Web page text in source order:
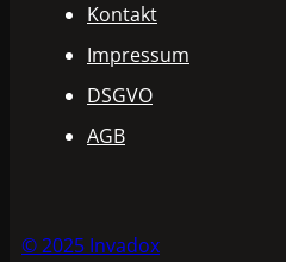
Kontakt
Impressum
DSGVO
AGB
© 2025 Invadox